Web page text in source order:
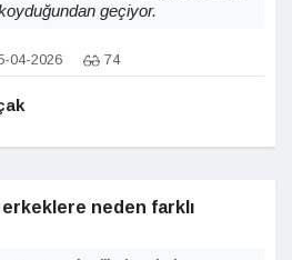
geçiyor.
04-2026 74
erkeklere neden farklı